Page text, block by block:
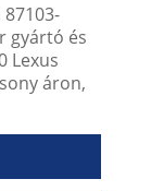
gyártó és
Lexus
áron,